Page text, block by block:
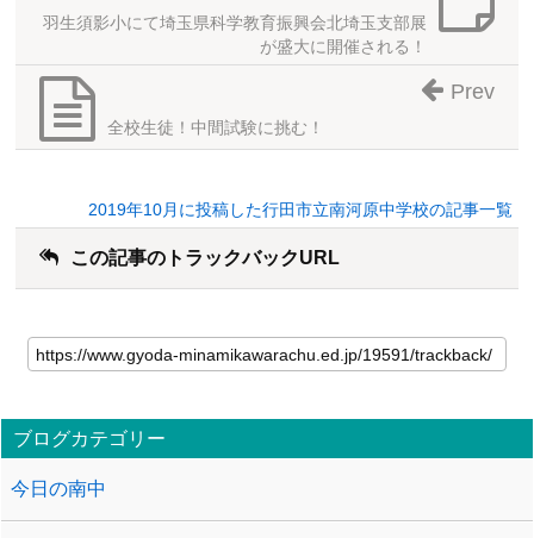
羽生須影小にて埼玉県科学教育振興会北埼玉支部展
が盛大に開催される！
全校生徒！中間試験に挑む！
Prev
2019年10月に投稿した行田市立南河原中学校の記事一覧
この記事のトラックバックURL
ブログカテゴリー
今日の南中